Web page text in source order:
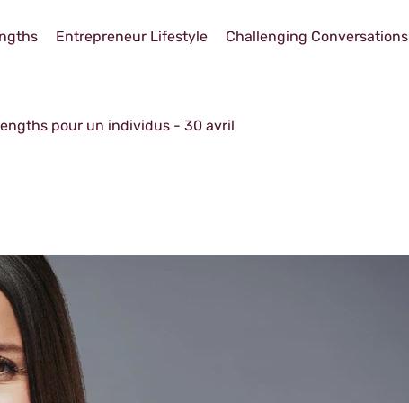
Entrepreneur Lifestyle Challenging Conversations
pour un individus - 30 avril